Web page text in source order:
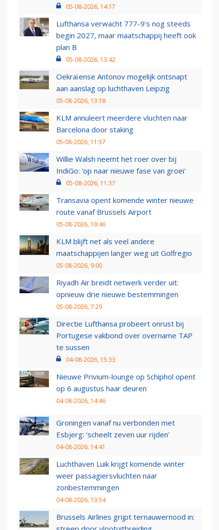
05-08-2026, 14:17
Lufthansa verwacht 777-9’s nog steeds
begin 2027, maar maatschappij heeft ook
plan B
05-08-2026, 13:42
Oekraïense Antonov mogelijk ontsnapt
aan aanslag op luchthaven Leipzig
05-08-2026, 13:18
KLM annuleert meerdere vluchten naar
Barcelona door staking
05-08-2026, 11:57
Willie Walsh neemt het roer over bij
IndiGo: 'op naar nieuwe fase van groei'
05-08-2026, 11:37
Transavia opent komende winter nieuwe
route vanaf Brussels Airport
05-08-2026, 10:46
KLM blijft net als veel andere
maatschappijen langer weg uit Golfregio
05-08-2026, 9:00
Riyadh Air breidt netwerk verder uit:
opnieuw drie nieuwe bestemmingen
05-08-2026, 7:29
Directie Lufthansa probeert onrust bij
Portugese vakbond over overname TAP
te sussen
04-08-2026, 15:33
Nieuwe Privium-lounge op Schiphol opent
op 6 augustus haar deuren
04-08-2026, 14:46
Groningen vanaf nu verbonden met
Esbjerg: 'scheelt zeven uur rijden'
04-08-2026, 14:41
Luchthaven Luik krijgt komende winter
weer passagiersvluchten naar
zonbestemmingen
04-08-2026, 13:54
Brussels Airlines grijpt ternauwernood in: